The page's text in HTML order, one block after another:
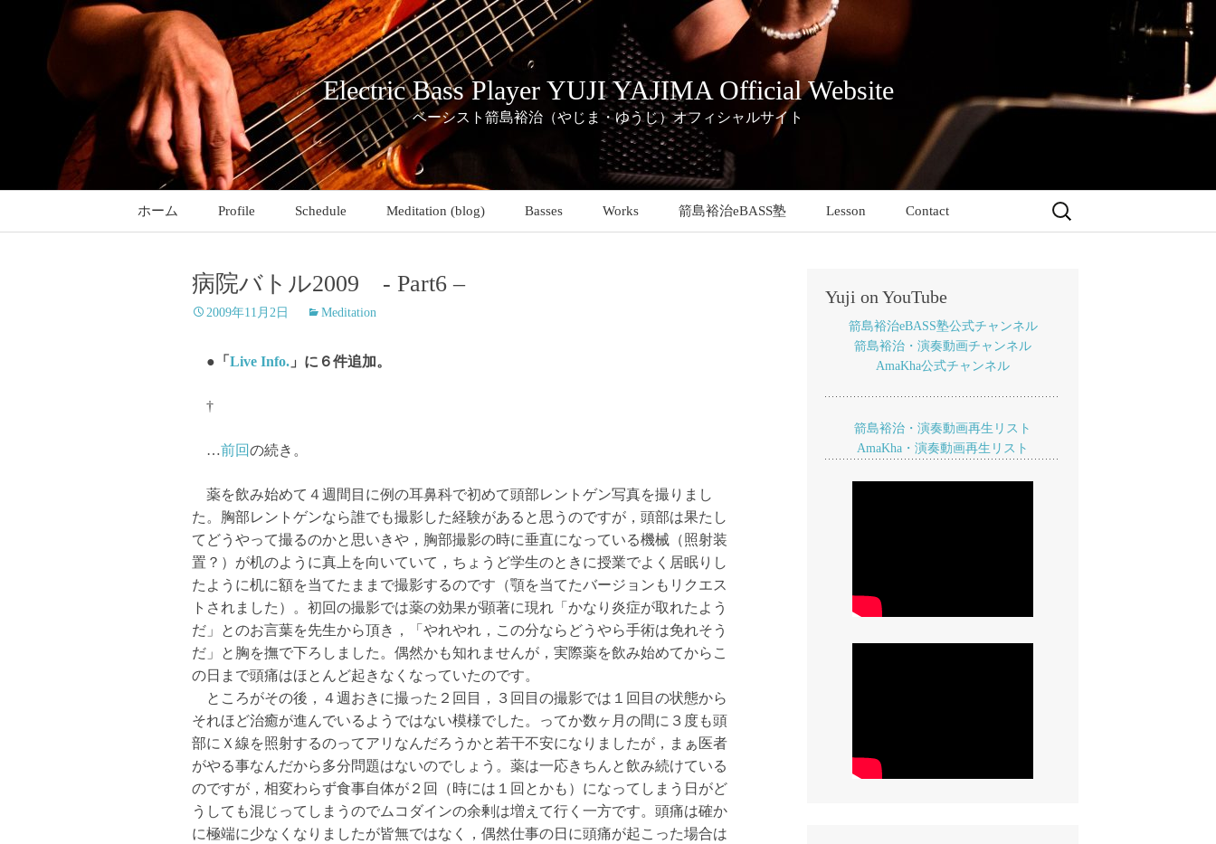
ッ
Electric Bass Player YUJI YAJIMA Official Website
ベーシスト箭島裕治（やじま・ゆうじ）オフィシャルサイト
ホーム Profile Schedule Meditation (blog) Basses Works 箭島裕治eBASS塾 Lesson Contact
検
病院バトル2009 - Part6 –
2009年11月2日 Meditation
●「 Live Info. 」に６件追加。
†
…前回の続き。
薬を飲み始めて４週間目に例の耳鼻科で初めて頭部レントゲン写真を撮りまし
た。胸部レントゲンなら誰でも撮影した経験があると思うのですが，頭部は果たし
てどうやって撮るのかと思いきや，胸部撮影の時に垂直になっている機械（照射装
置？）が机のように真上を向いていて，ちょうど学生のときに授業でよく居眠りし
たように机に額を当てたままで撮影するのです（顎を当てたバージョンもリクエス
トされました）。初回の撮影では薬の効果が顕著に現れ「かなり炎症が取れたよう
だ」とのお言葉を先生から頂き，「やれやれ，この分ならどうやら手術は免れそう
だ」と胸を撫で下ろしました。偶然かも知れませんが，実際薬を飲み始めてからこ
の日まで頭痛はほとんど起きなくなっていたのです。
ところがその後，４週おきに撮った２回目，３回目の撮影では１回目の状態から
それほど治癒が進んでいるようではない模様でした。ってか数ヶ月の間に３度も頭
部にＸ線を照射するのってアリなんだろうかと若干不安になりましたが，まぁ医者
がやる事なんだから多分問題はないのでしょう。薬は一応きちんと飲み続けている
のですが，相変わらず食事自体が２回（時には１回とかも）になってしまう日がど
うしても混じってしまうのでムコダインの余剰は増えて行く一方です。頭痛は確か
に極端に少なくなりましたが皆無ではなく，偶然仕事の日に頭痛が起こった場合は
Yuji on YouTube
箭島裕治eBASS塾公式チャンネル
箭島裕治・演奏動画チャンネル
AmaKha公式チャンネル
箭島裕治・演奏動画再生リスト
AmaKha・演奏動画再生リスト